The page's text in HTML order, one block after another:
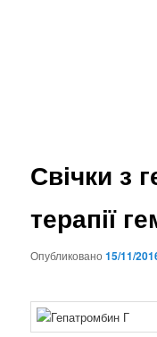
Свічки з
терапії
Опубликовано15/11/